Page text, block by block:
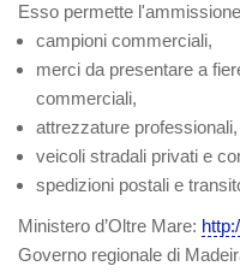
Esso permette
campioni commerciali,
merci da presentare a
commerciali,
attrezzature professionali,
veicoli stradali privati e
spedizioni postali e
Ministero d’Oltre Mare:
Governo regionale di